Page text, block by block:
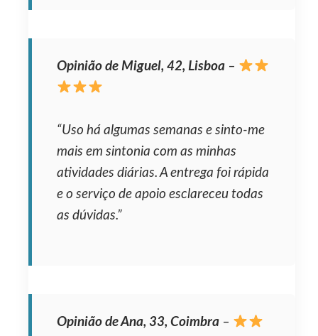
Opinião de Miguel, 42, Lisboa –
“Uso há algumas semanas e sinto-me
mais em sintonia com as minhas
atividades diárias. A entrega foi rápida
e o serviço de apoio esclareceu todas
as dúvidas.”
Opinião de Ana, 33, Coimbra –